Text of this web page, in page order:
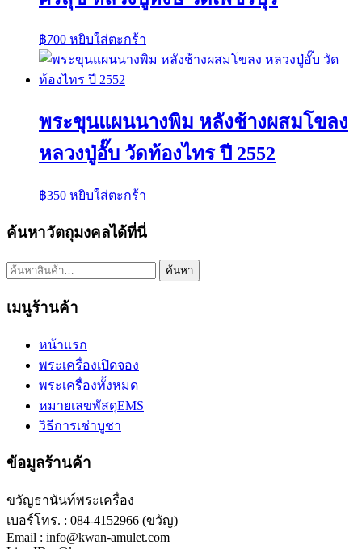
฿700 หยิบใส่ตะกร้า
พระขุนแผนนางพิม หลังช้างผสมโขลง
หลวงปู่อั๊บ วัดท้องไทร ปี 2552
฿350 หยิบใส่ตะกร้า
ค้นหาวัตถุมงคลได้ที่นี่
ค้นหา: ค้นหา
เมนูร้านค้า
หน้าแรก
พระเครื่องเปิดจอง
พระเครื่องทั้งหมด
หมายเลขพัสดุEMS
วิธีการเช่าบูชา
ข้อมูลร้านค้า
ขวัญธานันท์พระเครื่อง
เบอร์โทร. : 084-4152966 (ขวัญ)
Email : info@kwan-amulet.com